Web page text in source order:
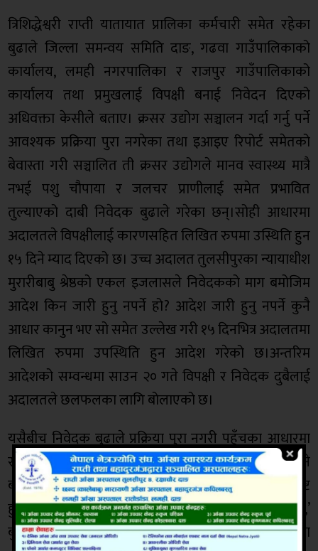
त्रिशिद्धेश्वरी राप्ती यातायात प्रालिका कर्मचारी समेत रहेका
बुढाले जिल्ला समन्वय समिति दाङ, गढवा गाउँपालिकाको
कार्यालय, लमही नगरपालिका र राजपुर गाउँपालिकाको
कार्यालय तथा प्रमुखलाई विपक्षी बनाई निवेदन दिएको
अधिवक्ता केसीले बताए। क्रसर उद्योग सञ्चालन गर्दा गर्नु पर्ने
आवश्यक प्रक्रिया पुरा नगरेका तथा इआइए रिपोर्ट समेतको
बेवास्ता गरी सञ्चालित ती क्रसर उद्योगले मानव स्वास्थ्य मात्रै
नभई पशु चौपाया र जलचर प्राणीलाई समेत प्रभावित
तुल्याएको दाबी निवेदक बुढाले गरेका छन्।सोही आधारमा
अदालतले विपक्षीलाई कारणसहित लिखित रुपमा उस्थिति हुन
१५ दिने म्याद दिएको छ। उच्च अदालत तुलसीपुरका न्यायाधीश
मुरारीबाबु श्रेष्ठको एकल इजलासले निवेदकको माग बमोजिम
आदेश किन जारी हुनु नपर्ने हो? आदेश जारी हुनु नपर्ने कुनै
आधार कानुन भए सो समेत उल्लेख गरी १५ दिनभित्र अदालतमा
लिखित रुपमा उपस्थिति हुन आदेश गरेको छ।अन्तरिम
आदेशको सम्वन्धमा साउन २० गते विपक्षी र निवेदक दुबैलाई
अदालतले छलफलका लागि बोलाएको छ।
यसैबीच निवेदक बुढाले प्रक्रिया पुरा नगरी पहुँचका आधारमा
सञ्चालित जिल्लाभरका सबै क्रसर उद्योग विरुद्ध अदालत जाने
बताएका छन्।‘प्रकृतिको विनाश र जैविक विविधता नै नष्ट
हुनेगरी सञ्चालित सबै क्रसर उद्योग विरुद्ध मेरो उजुरी पर्ने छ,’
बुढाले भने तुलसीपुर, घोराहीका बीचमा सञ्चालित त्यस्ता